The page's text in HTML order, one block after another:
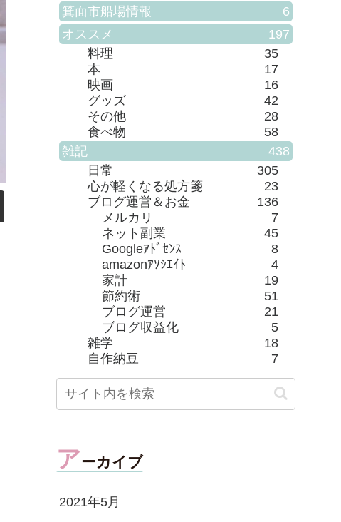
箕面市船場情報
6
オススメ
197
料理
35
本
17
映画
16
グッズ
42
その他
28
食べ物
58
雑記
438
日常
305
心が軽くなる処方箋
23
ブログ運営＆お金
136
メルカリ
7
ネット副業
45
Googleｱﾄﾞｾﾝｽ
8
amazonｱｿｼｴｲﾄ
4
家計
19
節約術
51
ブログ運営
21
ブログ収益化
5
雑学
18
自作納豆
7
アーカイブ
2021年5月